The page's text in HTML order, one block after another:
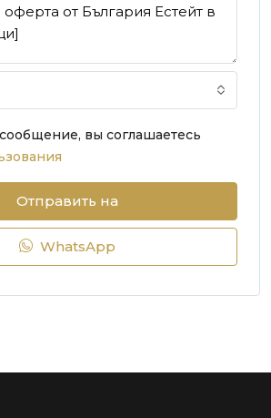
вы соглашаетесь
Отправить на
WhatsApp